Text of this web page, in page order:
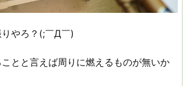
やろ？(;￣Д￣)
とと言えば周りに燃えるものが無いか